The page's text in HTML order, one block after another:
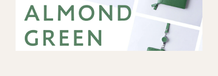
採用情報
ログイン / 会員登録